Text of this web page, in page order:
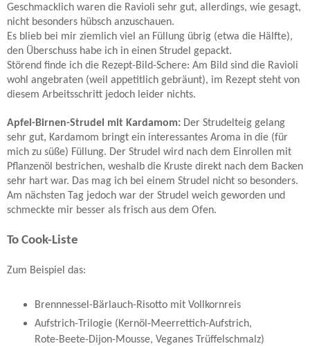
Geschmacklich waren die Ravioli sehr gut, allerdings, wie gesagt,
nicht besonders hübsch anzuschauen.
Es blieb bei mir ziemlich viel an Füllung übrig (etwa die Hälfte),
den Überschuss habe ich in einen Strudel gepackt.
Störend finde ich die Rezept-Bild-Schere: Am Bild sind die Ravioli
wohl angebraten (weil appetitlich gebräunt), im Rezept steht von
diesem Arbeitsschritt jedoch leider nichts.
Apfel-Birnen-Strudel mit Kardamom: Der Strudelteig gelang
sehr gut, Kardamom bringt ein interessantes Aroma in die (für
mich zu süße) Füllung. Der Strudel wird nach dem Einrollen mit
Pflanzenöl bestrichen, weshalb die Kruste direkt nach dem Backen
sehr hart war. Das mag ich bei einem Strudel nicht so besonders.
Am nächsten Tag jedoch war der Strudel weich geworden und
schmeckte mir besser als frisch aus dem Ofen.
To Cook-Liste
Zum Beispiel das:
Brennnessel-Bärlauch-Risotto mit Vollkornreis
Aufstrich-Trilogie (Kernöl-Meerrettich-Aufstrich,
Rote-Beete-Dijon-Mousse, Veganes Trüffelschmalz)